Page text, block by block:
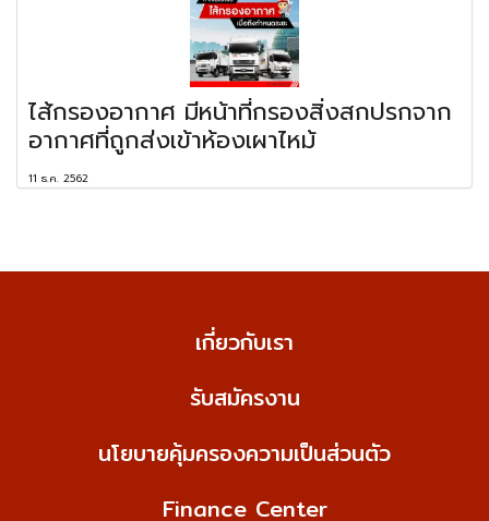
ไส้กรองอากาศ มีหน้าที่กรองสิ่งสกปรกจาก
อากาศที่ถูกส่งเข้าห้องเผาไหม้
11 ธ.ค. 2562
เกี่ยวกับเรา
รับสมัครงาน
นโยบายคุ้มครองความเป็นส่วนตัว
Finance Center